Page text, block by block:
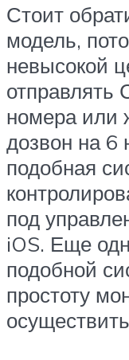
Стоит
модель,
невысокой
отправлять
номера или
дозвон на 6
подобная
под
iOS. Еще
подобной
простоту